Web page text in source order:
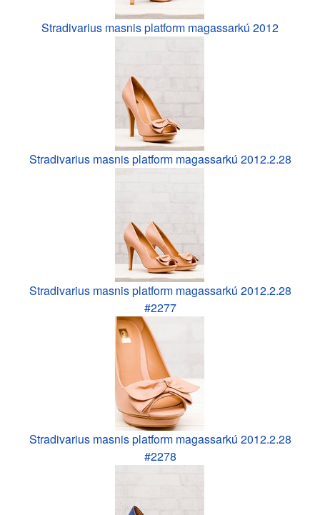
Stradivarius masnis platform magassarkú 2012
Stradivarius masnis platform magassarkú 2012.2.28
Stradivarius masnis platform magassarkú 2012.2.28
#2277
Stradivarius masnis platform magassarkú 2012.2.28
#2278